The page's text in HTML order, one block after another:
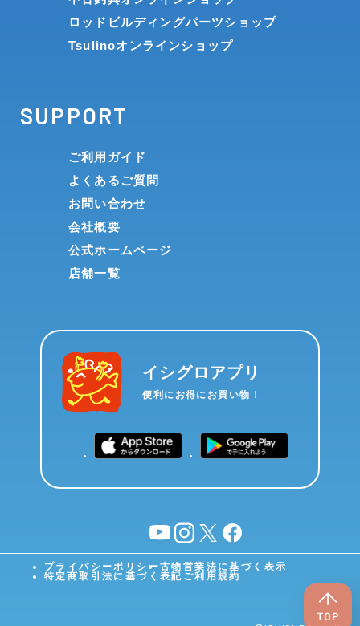
ロッドビルディングパーツショップ
Tsulinoオンラインショップ
SUPPORT
ご利用ガイド
よくあるご質問
お問い合わせ
会社概要
公式ホームページ
店舗一覧
イシグロアプリ
便利にお得にお買い物！
YouTubeinstagram
X facebook
プライバシーポリシー古物営業法に基づく表示
特定商取引法に基づく表記 ご利用規約